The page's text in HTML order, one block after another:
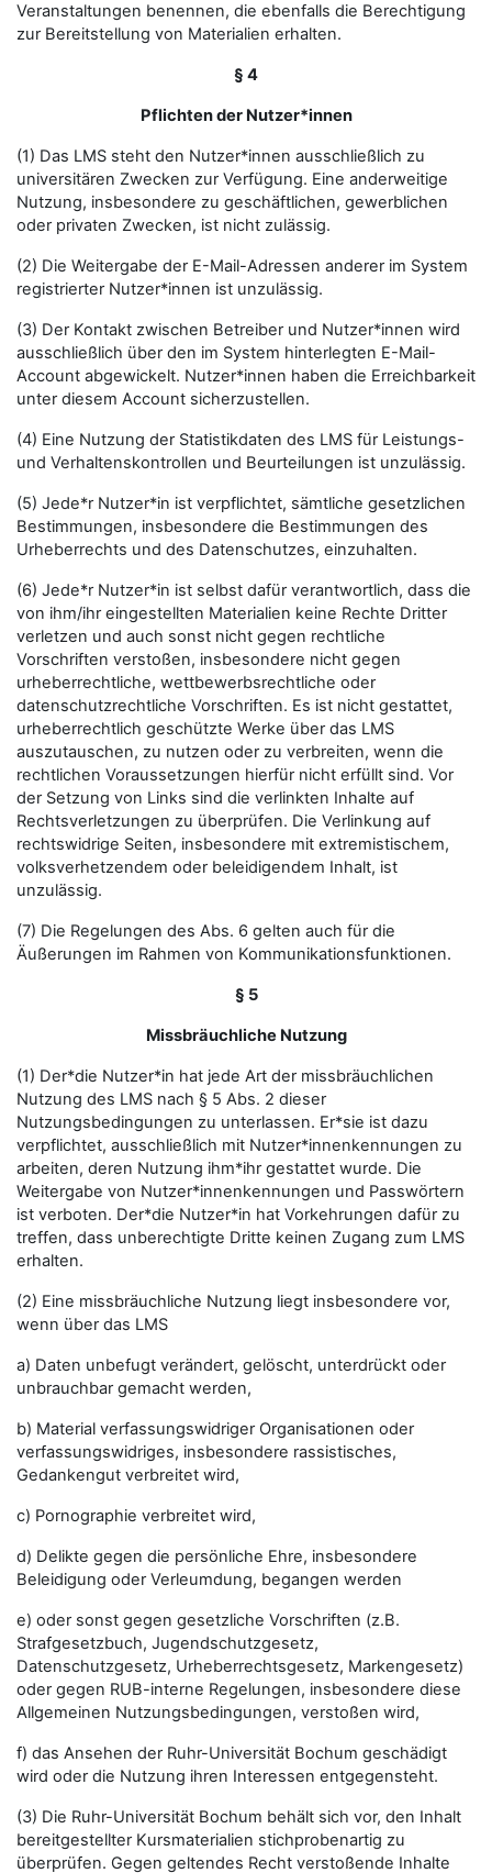
Veranstaltungen benennen, die ebenfalls die Berechtigung
zur Bereitstellung von Materialien erhalten.
§ 4
Pflichten der Nutzer*innen
(1) Das LMS steht den Nutzer*innen ausschließlich zu
universitären Zwecken zur Verfügung. Eine anderweitige
Nutzung, insbesondere zu geschäftlichen, gewerblichen
oder privaten Zwecken, ist nicht zulässig.
(2) Die Weitergabe der E-Mail-Adressen anderer im System
registrierter Nutzer*innen ist unzulässig.
(3) Der Kontakt zwischen Betreiber und Nutzer*innen wird
ausschließlich über den im System hinterlegten E-Mail-
Account abgewickelt. Nutzer*innen haben die Erreichbarkeit
unter diesem Account sicherzustellen.
(4) Eine Nutzung der Statistikdaten des LMS für Leistungs-
und Verhaltenskontrollen und Beurteilungen ist unzulässig.
(5) Jede*r Nutzer*in ist verpflichtet, sämtliche gesetzlichen
Bestimmungen, insbesondere die Bestimmungen des
Urheberrechts und des Datenschutzes, einzuhalten.
(6) Jede*r Nutzer*in ist selbst dafür verantwortlich, dass die
von ihm/ihr eingestellten Materialien keine Rechte Dritter
verletzen und auch sonst nicht gegen rechtliche
Vorschriften verstoßen, insbesondere nicht gegen
urheberrechtliche, wettbewerbsrechtliche oder
datenschutzrechtliche Vorschriften. Es ist nicht gestattet,
urheberrechtlich geschützte Werke über das LMS
auszutauschen, zu nutzen oder zu verbreiten, wenn die
rechtlichen Voraussetzungen hierfür nicht erfüllt sind. Vor
der Setzung von Links sind die verlinkten Inhalte auf
Rechtsverletzungen zu überprüfen. Die Verlinkung auf
rechtswidrige Seiten, insbesondere mit extremistischem,
volksverhetzendem oder beleidigendem Inhalt, ist
unzulässig.
(7) Die Regelungen des Abs. 6 gelten auch für die
Äußerungen im Rahmen von Kommunikationsfunktionen.
§ 5
Missbräuchliche Nutzung
(1) Der*die Nutzer*in hat jede Art der missbräuchlichen
Nutzung des LMS nach § 5 Abs. 2 dieser
Nutzungsbedingungen zu unterlassen. Er*sie ist dazu
verpflichtet, ausschließlich mit Nutzer*innenkennungen zu
arbeiten, deren Nutzung ihm*ihr gestattet wurde. Die
Weitergabe von Nutzer*innenkennungen und Passwörtern
ist verboten. Der*die Nutzer*in hat Vorkehrungen dafür zu
treffen, dass unberechtigte Dritte keinen Zugang zum LMS
erhalten.
(2) Eine missbräuchliche Nutzung liegt insbesondere vor,
wenn über das LMS
a) Daten unbefugt verändert, gelöscht, unterdrückt oder
unbrauchbar gemacht werden,
b) Material verfassungswidriger Organisationen oder
verfassungswidriges, insbesondere rassistisches,
Gedankengut verbreitet wird,
c) Pornographie verbreitet wird,
d) Delikte gegen die persönliche Ehre, insbesondere
Beleidigung oder Verleumdung, begangen werden
e) oder sonst gegen gesetzliche Vorschriften (z.B.
Strafgesetzbuch, Jugendschutzgesetz,
Datenschutzgesetz, Urheberrechtsgesetz, Markengesetz)
oder gegen RUB-interne Regelungen, insbesondere diese
Allgemeinen Nutzungsbedingungen, verstoßen wird,
f) das Ansehen der Ruhr-Universität Bochum geschädigt
wird oder die Nutzung ihren Interessen entgegensteht.
(3) Die Ruhr-Universität Bochum behält sich vor, den Inhalt
bereitgestellter Kursmaterialien stichprobenartig zu
überprüfen. Gegen geltendes Recht verstoßende Inhalte